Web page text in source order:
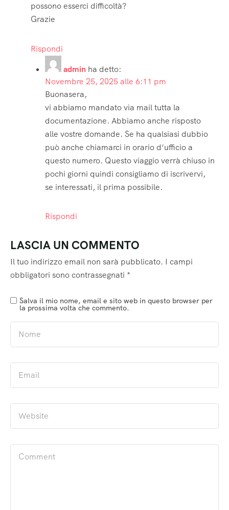
possono esserci difficoltà?
Grazie
Rispondi
admin ha detto:
Novembre 25, 2025 alle 6:11 pm
Buonasera,
vi abbiamo mandato via mail tutta la
documentazione. Abbiamo anche risposto
alle vostre domande. Se ha qualsiasi dubbio
può anche chiamarci in orario d’ufficio a
questo numero. Questo viaggio verrà chiuso in
pochi giorni quindi consigliamo di iscrivervi,
se interessati, il prima possibile.
Rispondi
LASCIA UN COMMENTO
Il tuo indirizzo email non sarà pubblicato. I campi
obbligatori sono contrassegnati *
Salva il mio nome, email e sito web in questo browser per
la prossima volta che commento.